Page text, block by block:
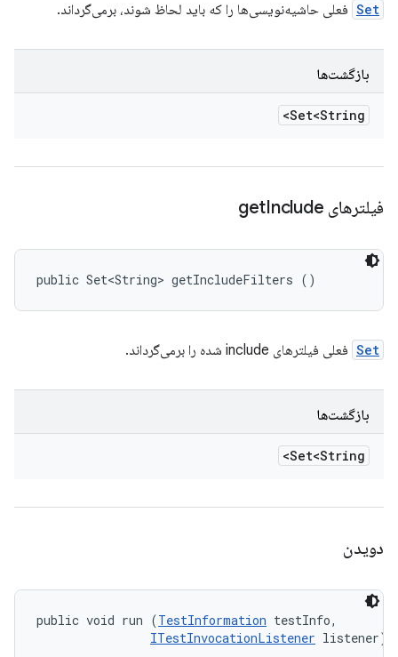
Set فعلی حاشیه‌نویسی‌ها را که باید لحاظ شوند، برمی‌گرداند.
بازگشت‌ها
Set<String>
فیلترهای get Include
public Set<String> getIncludeFilters ()
Set فعلی فیلترهای include شده را برمی‌گرداند.
بازگشت‌ها
Set<String>
دویدن
public void run (TestInformation testInfo,
ITestInvocationListener listener)